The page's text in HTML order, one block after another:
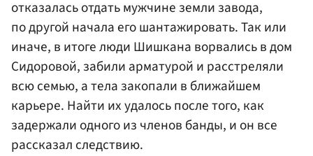
отказалась отдать мужчине земли завода,
по другой начала его шантажировать. Так или
иначе, в итоге люди Шишкана ворвались в дом
Сидоровой, забили арматурой и расстреляли
всю семью, а тела закопали в ближайшем
карьере. Найти их удалось после того, как
задержали одного из членов банды, и он все
рассказал следствию.